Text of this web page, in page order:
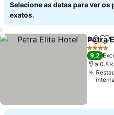
Selecione as datas para ver os
exatos.
Petra
4 Estrelas
9,2
a 0.8